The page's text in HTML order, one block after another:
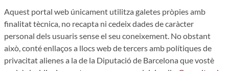
Aquest portal web únicament utilitza galetes pròpies amb
finalitat tècnica, no recapta ni cedeix dades de caràcter
personal dels usuaris sense el seu coneixement. No obstant
això, conté enllaços a llocs web de tercers amb polítiques de
privacitat alienes a la de la Diputació de Barcelona que vostè